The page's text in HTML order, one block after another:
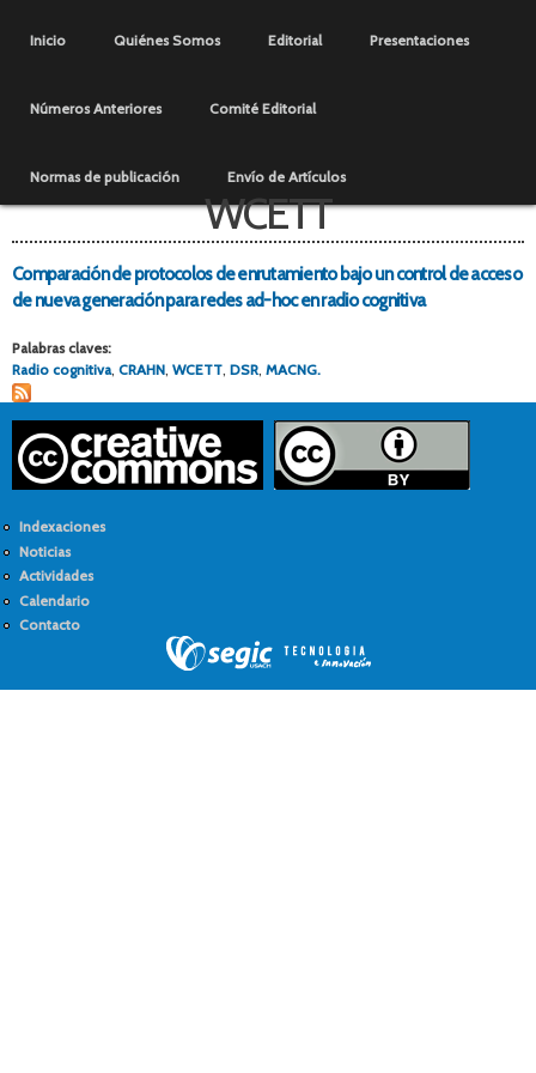
contenido
Menú principal
Inicio Quiénes Somos Editorial Presentaciones
Números Anteriores Comité Editorial
Normas de publicación Envío de Artículos
WCETT
Comparación de protocolos de enrutamiento bajo un control de acceso
de nueva generación para redes ad-hoc en radio cognitiva
Palabras claves:
Radio cognitiva, CRAHN, WCETT, DSR, MACNG.
Indexaciones
Noticias
Actividades
Calendario
Contacto